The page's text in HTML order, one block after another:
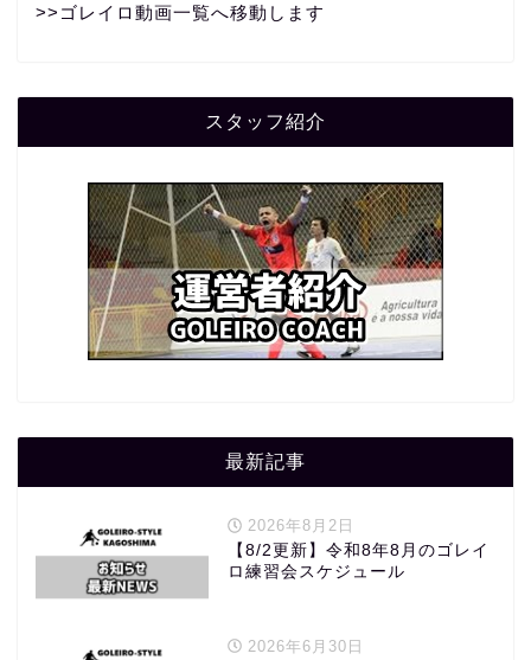
>> ゴレイロ動画一覧へ移動します
スタッフ紹介
最新記事
2026年8月2日
【8/2更新】令和8年8月のゴレイ
ロ練習会スケジュール
2026年6月30日